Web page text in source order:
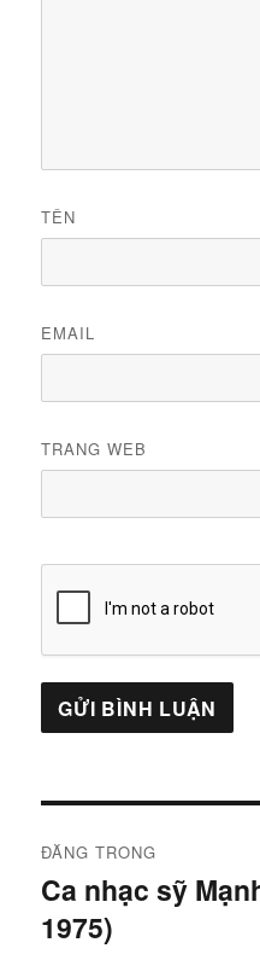
TÊN
EMAIL
TRANG WEB
hướng
bài
ĐĂNG TRONG
Ca nhạc sỹ
1975)